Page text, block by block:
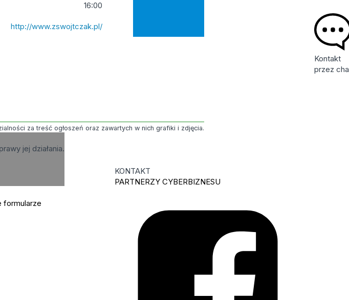
16:00
http://www.zswojtczak.pl/
za treść ogłoszeń oraz zawartych w nich grafiki i zdjęcia.
Kontakt
przez
jej działania.
formularze
KONTAKT
PARTNERZY CYBERBIZNESU